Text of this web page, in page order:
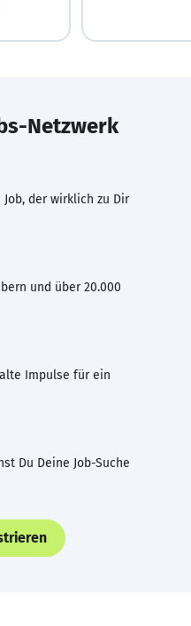
Netzwerk
der wirklich zu Dir
und über 20.000
Impulse für ein
Du Deine Job-Suche